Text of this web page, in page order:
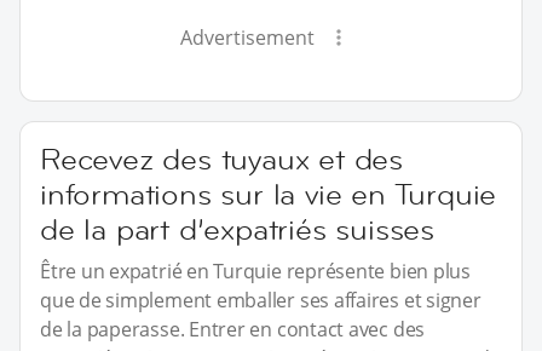
Advertisement
Recevez des tuyaux et des
informations sur la vie en Turquie
de la part d’expatriés suisses
Être un expatrié en Turquie représente bien plus
que de simplement emballer ses affaires et signer
de la paperasse. Entrer en contact avec des